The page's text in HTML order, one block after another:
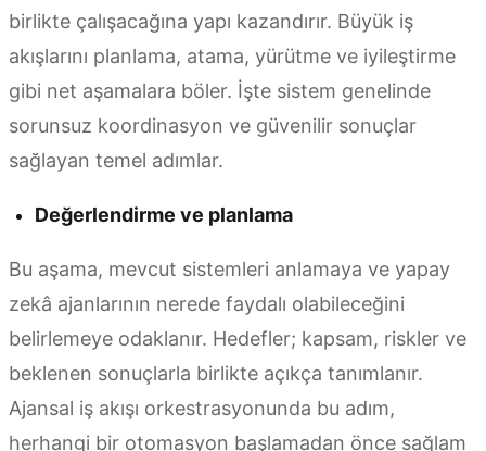
birlikte çalışacağına yapı kazandırır. Büyük iş
akışlarını planlama, atama, yürütme ve iyileştirme
gibi net aşamalara böler. İşte sistem genelinde
sorunsuz koordinasyon ve güvenilir sonuçlar
sağlayan temel adımlar.
Değerlendirme ve planlama
Bu aşama, mevcut sistemleri anlamaya ve yapay
zekâ ajanlarının nerede faydalı olabileceğini
belirlemeye odaklanır. Hedefler; kapsam, riskler ve
beklenen sonuçlarla birlikte açıkça tanımlanır.
Ajansal iş akışı orkestrasyonunda bu adım,
herhangi bir otomasyon başlamadan önce sağlam